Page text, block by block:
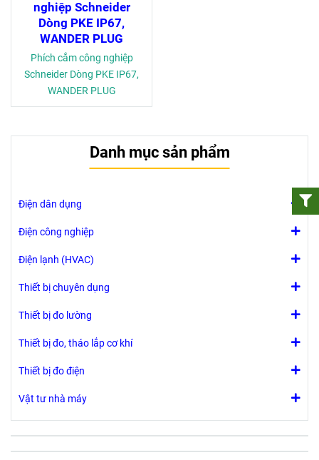
nghiệp Schneider
Dòng PKE IP67,
WANDER PLUG
Phích cắm công nghiệp
Schneider Dòng PKE IP67,
WANDER PLUG
Danh mục sản phẩm
Điện dân dụng
Điện công nghiệp
Điện lạnh (HVAC)
Thiết bị chuyên dụng
Thiết bị đo lường
Thiết bị đo, tháo lắp cơ khí
Thiết bị đo điện
Vật tư nhà máy